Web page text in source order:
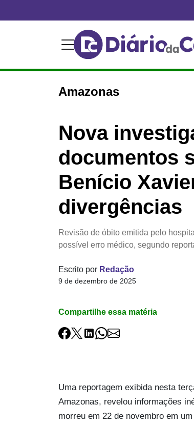
Amazonas
Nova
documentos
Benício
divergências
Revisão de óbito emitida pelo
possível erro médico, segundo
Escrito por Redação
9 de dezembro de 2025
Compartilhe essa matéria
Uma reportagem exibida nesta
Amazonas, revelou informações
morreu em 22 de novembro em